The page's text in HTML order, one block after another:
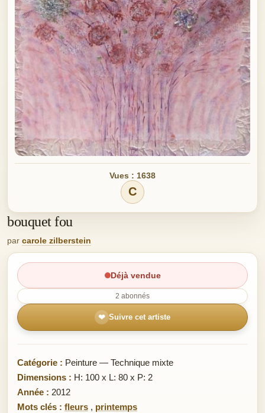
Vues : 1638
C
bouquet fou
par carole zilberstein
Déjà vendue
2 abonnés
❤ Suivre cet artiste
Catégorie : Peinture — Technique mixte
Dimensions : H: 100 x L: 80 x P: 2
Année : 2012
Mots clés : fleurs , printemps